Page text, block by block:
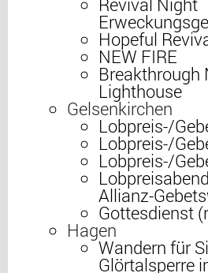
Hopeful
NEW FIRE
Breakthrough
Lighthouse
Gelsenkirchen
Lobpreis-/
Lobpreis-/
Lobpreis-/
Allianz-
Gottesdienst
Hagen
Wandern für
Glörtalsperre